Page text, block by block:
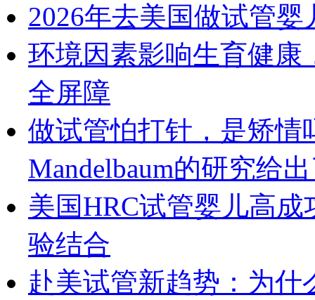
2026年去美国做试管
环境因素影响生育健康
全屏障
做试管怕打针，是矫情
Mandelbaum的研究给
美国HRC试管婴儿高
验结合
赴美试管新趋势：为什